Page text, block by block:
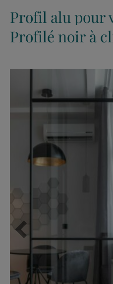
Profil alu pour
Profilé noir à